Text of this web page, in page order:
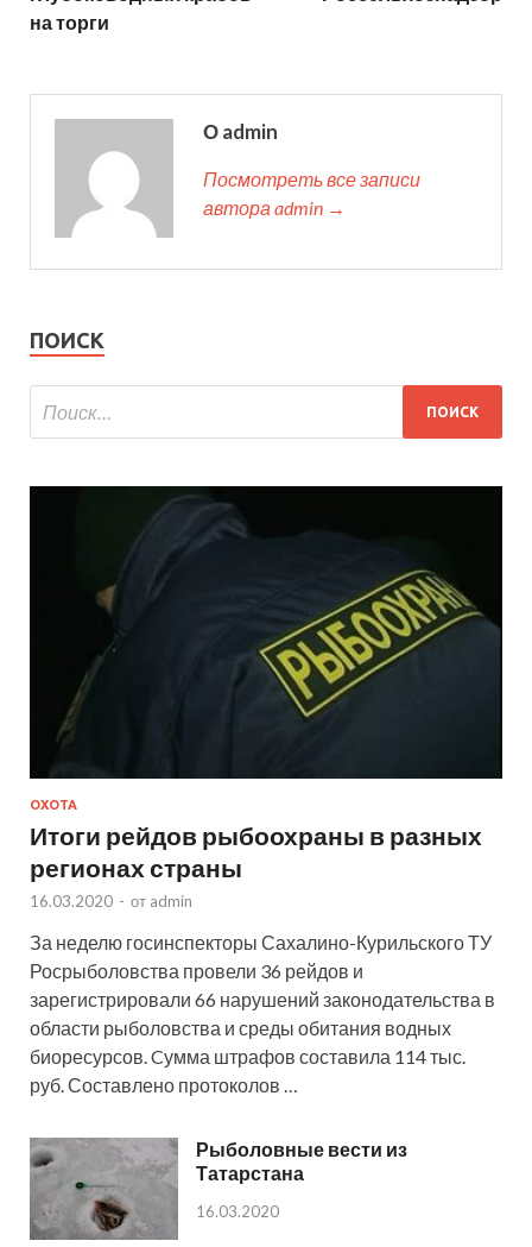
на торги
О admin
Посмотреть все записи
автора admin →
ПОИСК
ОХОТА
Итоги рейдов рыбоохраны в разных
регионах страны
16.03.2020 - от admin
За неделю госинспекторы Сахалино-Курильского ТУ
Росрыболовства провели 36 рейдов и
зарегистрировали 66 нарушений законодательства в
области рыболовства и среды обитания водных
биоресурсов. Cумма штрафов составила 114 тыс.
руб. Составлено протоколов …
Рыболовные вести из
Татарстана
16.03.2020